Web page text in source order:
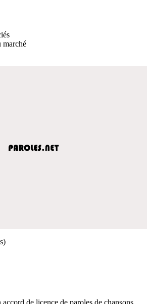
marché
de licence de paroles de chansons